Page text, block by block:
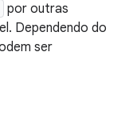
por outras
Dependendo do
ser